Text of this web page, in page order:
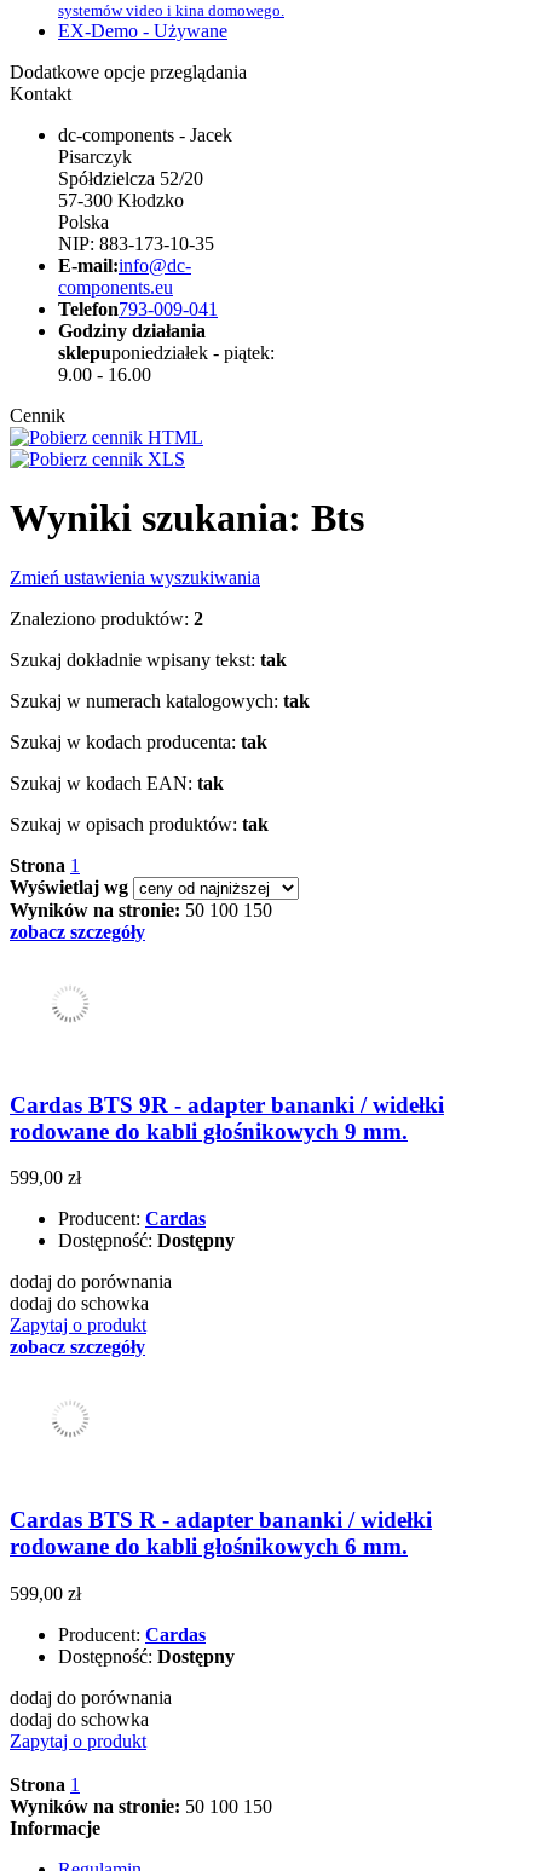
systemów video i kina domowego.
EX-Demo - Używane
Dodatkowe opcje przeglądania
Kontakt
dc-components - Jacek
Pisarczyk
Spółdzielcza 52/20
57-300 Kłodzko
Polska
NIP: 883-173-10-35
E-mail:info@dc-
components.eu
Telefon793-009-041
Godziny działania
sklepuponiedziałek - piątek:
9.00 - 16.00
Cennik
Wyniki szukania: Bts
Zmień ustawienia wyszukiwania
Znaleziono produktów: 2
Szukaj dokładnie wpisany tekst: tak
Szukaj w numerach katalogowych: tak
Szukaj w kodach producenta: tak
Szukaj w kodach EAN: tak
Szukaj w opisach produktów: tak
Strona 1
Wyświetlaj wg
Wyników na stronie: 50 100 150
zobacz szczegóły
Cardas BTS 9R - adapter bananki / widełki
rodowane do kabli głośnikowych 9 mm.
599,00 zł
Producent: Cardas
Dostępność: Dostępny
dodaj do porównania
dodaj do schowka
Zapytaj o produkt
zobacz szczegóły
Cardas BTS R - adapter bananki / widełki
rodowane do kabli głośnikowych 6 mm.
599,00 zł
Producent: Cardas
Dostępność: Dostępny
dodaj do porównania
dodaj do schowka
Zapytaj o produkt
Strona 1
Wyników na stronie: 50 100 150
Informacje